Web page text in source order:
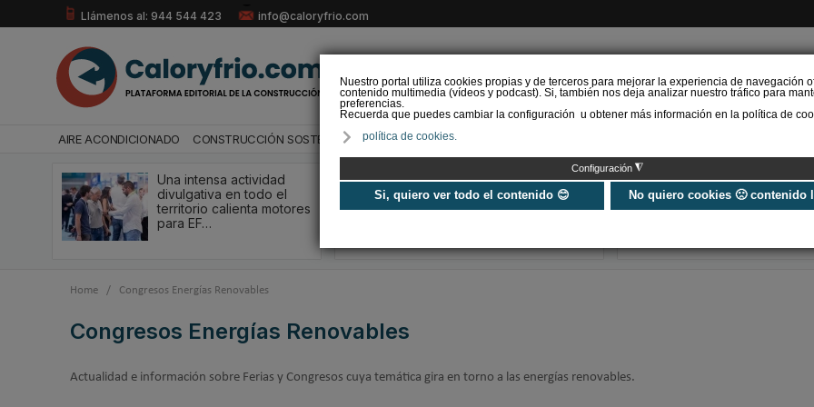
Nuestro portal utiliza cookies propias y de terceros para mejorar la experiencia de navegación
contenido multimedia (vídeos y podcast). Si, también nos deja analizar nuestro tráfico para
preferencias.
Recuerda que puedes cambiar la configuración u obtener más información en la política de
política de cookies.
Configuración ◮
Si, quiero ver todo el contenido 😊 No quiero cookies 🙁 contenido
Llámenos al: 944 544 423 info@caloryfrio.com
AIRE ACONDICIONADO CONSTRUCCIÓN SOSTENIBLE ENERGÍAS RENOVABLES
Una intensa actividad
divulgativa en todo el
territorio calienta motores
para EF…
REBUILD celebra su
décimo aniversario en
2027 renovando su
Las Ferias
MATELEC
registro para
Home / Congresos Energías Renovables
Congresos Energías Renovables
Actualidad e información sobre Ferias y Congresos cuya temática gira en torno a las energías renovables.